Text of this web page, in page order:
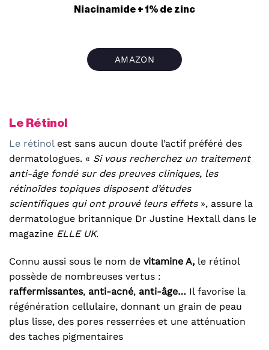
Niacinamide + 1% de zinc
AMAZON
Le Rétinol
Le rétinolest sans aucun doute l’actif préféré des
dermatologues. « Si vous recherchez un traitement
anti-âge fondé sur des preuves cliniques, les
rétinoïdes topiques disposent d’études
scientifiques qui ont prouvé leurs effets», assure la
dermatologue britannique Dr Justine Hextall dans le
magazine ELLE UK.
Connu aussi sous le nom de vitamine A, le rétinol
possède de nombreuses vertus :
raffermissantes, anti-acné, anti-âge… Il favorise la
régénération cellulaire, donnant un grain de peau
plus lisse, des pores resserrées et une atténuation
des taches pigmentaires